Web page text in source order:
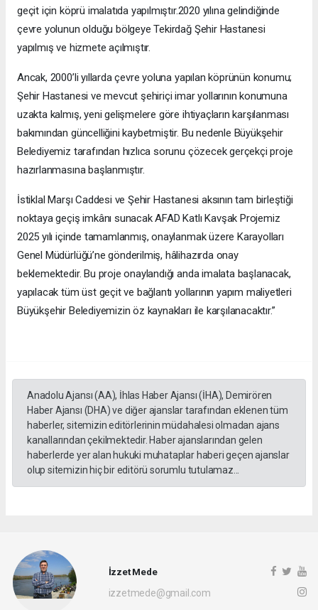
geçit için köprü imalatıda yapılmıştır.2020 yılına gelindiğinde
çevre yolunun olduğu bölgeye Tekirdağ Şehir Hastanesi
yapılmış ve hizmete açılmıştır.
Ancak, 2000’li yıllarda çevre yoluna yapılan köprünün konumu;
Şehir Hastanesi ve mevcut şehiriçi imar yollarının konumuna
uzakta kalmış, yeni gelişmelere göre ihtiyaçların karşılanması
bakımından güncelliğini kaybetmiştir. Bu nedenle Büyükşehir
Belediyemiz tarafından hızlıca sorunu çözecek gerçekçi proje
hazırlanmasına başlanmıştır.
İstiklal Marşı Caddesi ve Şehir Hastanesi aksının tam birleştiği
noktaya geçiş imkânı sunacak AFAD Katlı Kavşak Projemiz
2025 yılı içinde tamamlanmış, onaylanmak üzere Karayolları
Genel Müdürlüğü’ne gönderilmiş, hâlihazırda onay
beklemektedir. Bu proje onaylandığı anda imalata başlanacak,
yapılacak tüm üst geçit ve bağlantı yollarının yapım maliyetleri
Büyükşehir Belediyemizin öz kaynakları ile karşılanacaktır.”
Anadolu Ajansı (AA), İhlas Haber Ajansı (İHA), Demirören
Haber Ajansı (DHA) ve diğer ajanslar tarafından eklenen tüm
haberler, sitemizin editörlerinin müdahalesi olmadan ajans
kanallarından çekilmektedir. Haber ajanslarından gelen
haberlerde yer alan hukuki muhataplar haberi geçen ajanslar
olup sitemizin hiç bir editörü sorumlu tutulamaz...
İzzet Mede
izzetmede@gmail.com